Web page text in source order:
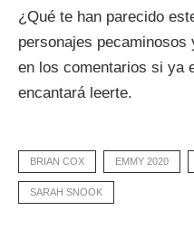
¿Qué te han parecido
personajes
en los comentarios si ya
encantará leerte.
BRIAN COX EMMY 2020
SARAH SNOOK